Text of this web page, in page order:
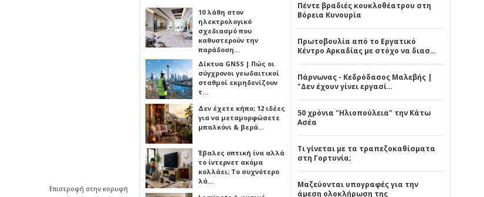
Επιστροφή στην κορυφή
10 λάθη στον
ηλεκτρολογικό
σχεδιασμό που
καθυστερούν την
παράδοση…
Δίκτυα GNSS | Πώς οι
σύγχρονοι γεωδαιτικοί
σταθμοί εκμηδενίζουν
τ…
Δεν έχετε κήπο; 12 ιδέες
για να μεταμορφώσετε
μπαλκόνι & βερά…
Έβαλες οπτική ίνα αλλά
το ίντερνετ ακόμα
κολλάει; Το συχνότερο
λά…
Πέντε βραδιές κουκλοθέατρου στη
Βόρεια Κυνουρία
Πρωτοβουλία από το Εργατικό
Κέντρο Αρκαδίας με στόχο να διασ…
Πάρνωνας - Κεδρόδασος Μαλεβής |
"Δεν έχουν γίνει εργασί…
50 χρόνια "Ηλιοπούλεια" την Κάτω
Ασέα
Τι γίνεται με τα τραπεζοκαθίσματα
στη Γορτυνία;
Μαζεύονται υπογραφές για την
άμεση ολοκλήρωση της